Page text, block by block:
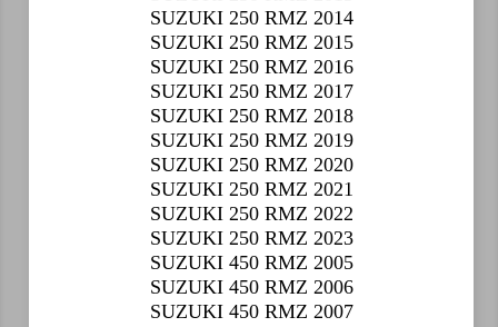
SUZUKI 250 RMZ 2014
SUZUKI 250 RMZ 2015
SUZUKI 250 RMZ 2016
SUZUKI 250 RMZ 2017
SUZUKI 250 RMZ 2018
SUZUKI 250 RMZ 2019
SUZUKI 250 RMZ 2020
SUZUKI 250 RMZ 2021
SUZUKI 250 RMZ 2022
SUZUKI 250 RMZ 2023
SUZUKI 450 RMZ 2005
SUZUKI 450 RMZ 2006
SUZUKI 450 RMZ 2007